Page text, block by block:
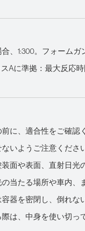
、1:300。フォーム
Aに準拠：最大反応時
前に、適合性をご確認
ないようご注意くださ
装面や表面、直射日光
の当たる場所や車内、
容器を密閉し、倒れな
際は、中身を使い切っ